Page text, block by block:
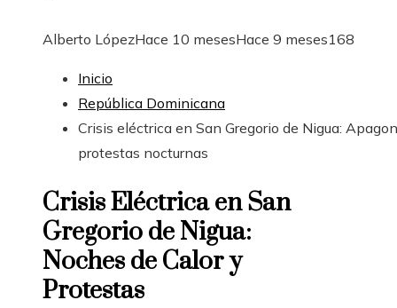
Alberto LópezHace 10 mesesHace 9 meses168
Inicio
República Dominicana
Crisis eléctrica en San Gregorio de Nigua:
protestas nocturnas
Crisis Eléctrica en San
Gregorio de Nigua:
Noches de Calor y
Protestas